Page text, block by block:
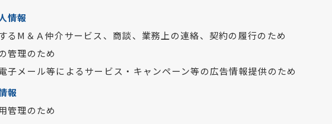
情報
るМ＆Ａ仲介サービス、商談、業務上の連絡、契約の履行のため
管理のため
子メール等によるサービス・キャンペーン等の広告情報提供のため
報
管理のため